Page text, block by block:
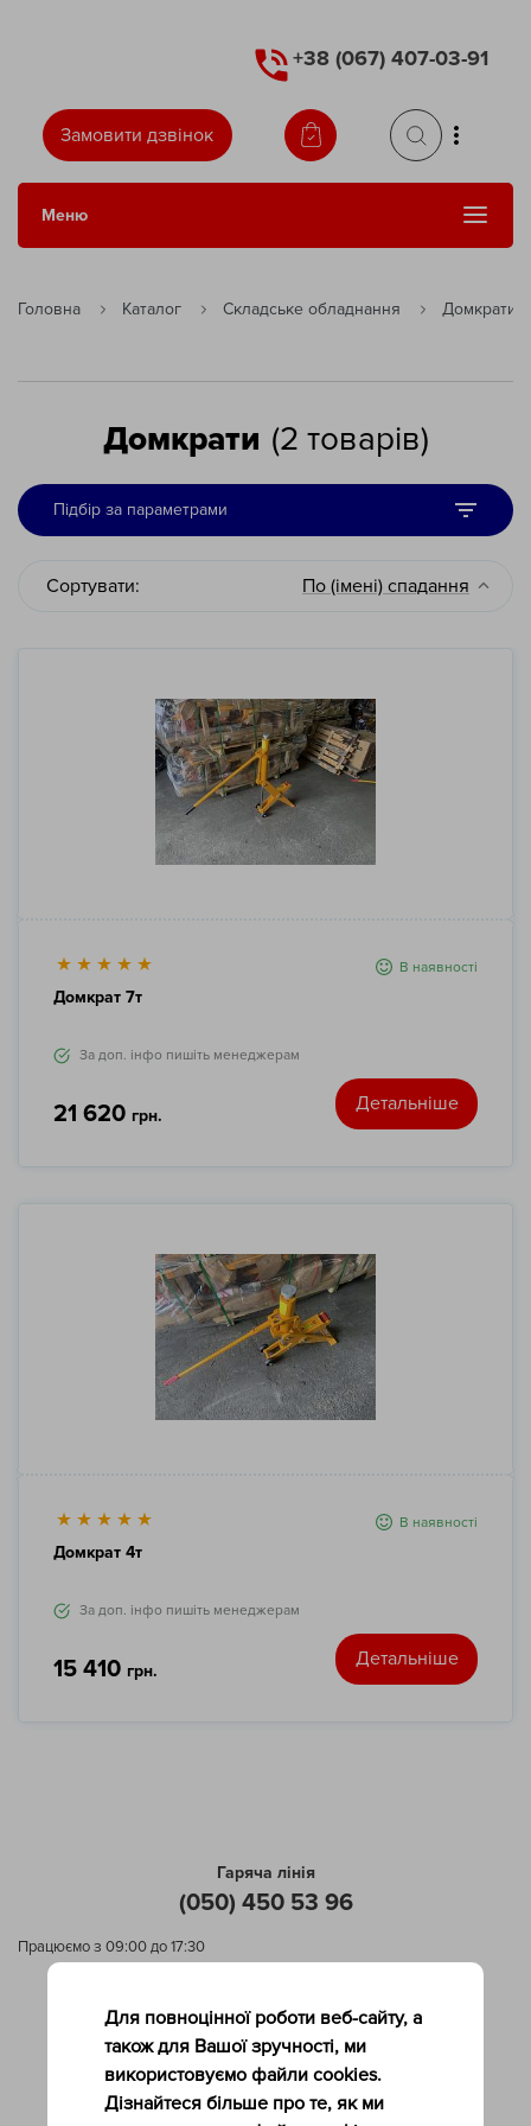
+38 (067) 407-03-91
Замовити дзвінок
Сменить язык
Меню
Головна Каталог Складське обладнання Домкрати
Домкрати (2 товарів)
Підбір за параметрами
Сортувати: По (імені) спадання
В наявності
Домкрат 7т
За доп. інфо пишіть менеджерам
21 620 грн.
Детальніше
В наявності
Домкрат 4т
За доп. інфо пишіть менеджерам
15 410 грн.
Детальніше
Гаряча лінія
(050) 450 53 96
Працюємо з 09:00 до 17:30
Послуги компанії
Про нас
Для повноцінної роботи веб-сайту, а
також для Вашої зручності, ми
використовуємо файли cookies.
Дізнайтеся більше про те, як ми